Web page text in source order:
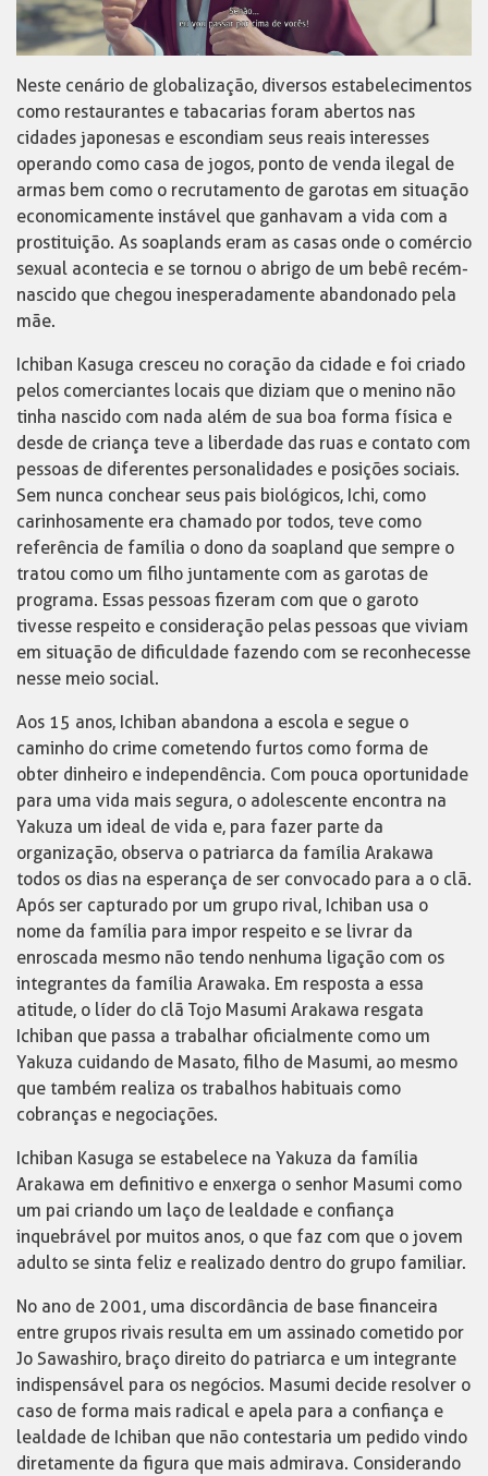
Neste cenário de globalização, diversos estabelecimentos
como restaurantes e tabacarias foram abertos nas
cidades japonesas e escondiam seus reais interesses
operando como casa de jogos, ponto de venda ilegal de
armas bem como o recrutamento de garotas em situação
economicamente instável que ganhavam a vida com a
prostituição. As soaplands eram as casas onde o comércio
sexual acontecia e se tornou o abrigo de um bebê recém-
nascido que chegou inesperadamente abandonado pela
mãe.
Ichiban Kasuga cresceu no coração da cidade e foi criado
pelos comerciantes locais que diziam que o menino não
tinha nascido com nada além de sua boa forma física e
desde de criança teve a liberdade das ruas e contato com
pessoas de diferentes personalidades e posições sociais.
Sem nunca conchear seus pais biológicos, Ichi, como
carinhosamente era chamado por todos, teve como
referência de família o dono da soapland que sempre o
tratou como um filho juntamente com as garotas de
programa. Essas pessoas fizeram com que o garoto
tivesse respeito e consideração pelas pessoas que viviam
em situação de dificuldade fazendo com se reconhecesse
nesse meio social.
Aos 15 anos, Ichiban abandona a escola e segue o
caminho do crime cometendo furtos como forma de
obter dinheiro e independência. Com pouca oportunidade
para uma vida mais segura, o adolescente encontra na
Yakuza um ideal de vida e, para fazer parte da
organização, observa o patriarca da família Arakawa
todos os dias na esperança de ser convocado para a o clã.
Após ser capturado por um grupo rival, Ichiban usa o
nome da família para impor respeito e se livrar da
enroscada mesmo não tendo nenhuma ligação com os
integrantes da família Arawaka. Em resposta a essa
atitude, o líder do clã Tojo Masumi Arakawa resgata
Ichiban que passa a trabalhar oficialmente como um
Yakuza cuidando de Masato, filho de Masumi, ao mesmo
que também realiza os trabalhos habituais como
cobranças e negociações.
Ichiban Kasuga se estabelece na Yakuza da família
Arakawa em definitivo e enxerga o senhor Masumi como
um pai criando um laço de lealdade e confiança
inquebrável por muitos anos, o que faz com que o jovem
adulto se sinta feliz e realizado dentro do grupo familiar.
No ano de 2001, uma discordância de base financeira
entre grupos rivais resulta em um assinado cometido por
Jo Sawashiro, braço direito do patriarca e um integrante
indispensável para os negócios. Masumi decide resolver o
caso de forma mais radical e apela para a confiança e
lealdade de Ichiban que não contestaria um pedido vindo
diretamente da figura que mais admirava. Considerando